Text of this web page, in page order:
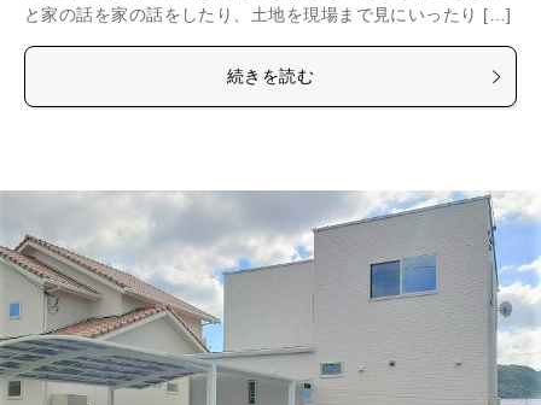
と家の話を家の話をしたり、土地を現場まで見にいったり […]
続きを読む